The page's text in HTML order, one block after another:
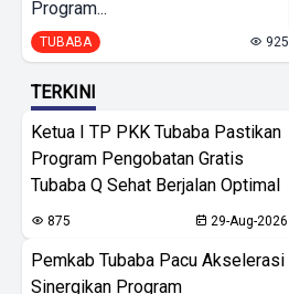
Program...
TUBABA 925
TERKINI
Ketua I TP PKK Tubaba Pastikan
Program Pengobatan Gratis
Tubaba Q Sehat Berjalan Optimal
875 29-Aug-2026
Pemkab Tubaba Pacu Akselerasi
Sinergikan Program